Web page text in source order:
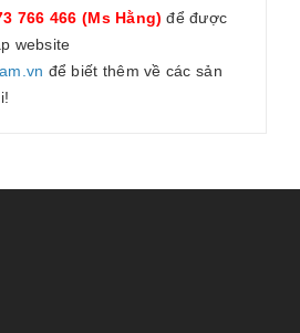
766 466 (Ms Hằng) để được
website
để biết thêm về các sản